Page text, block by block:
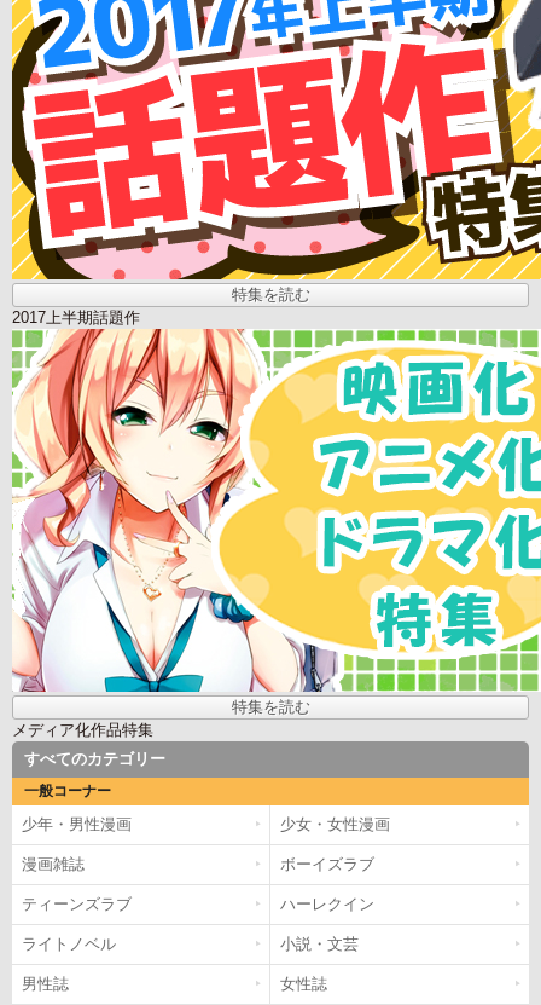
特集を読む
2017上半期話題作
特集を読む
メディア化作品特集
すべてのカテゴリー
一般コーナー
少年・男性漫画 少女・女性漫画
漫画雑誌 ボーイズラブ
ティーンズラブ ハーレクイン
ライトノベル 小説・文芸
男性誌 女性誌